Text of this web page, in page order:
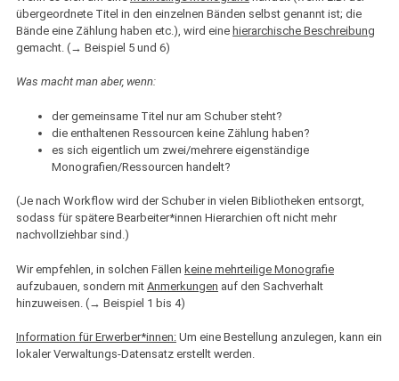
übergeordnete Titel in den einzelnen Bänden selbst genannt ist; die
Bände eine Zählung haben etc.), wird eine hierarchische Beschreibung
gemacht. (→ Beispiel 5 und 6)
Was macht man aber, wenn:
der gemeinsame Titel nur am Schuber steht?
die enthaltenen Ressourcen keine Zählung haben?
es sich eigentlich um zwei/mehrere eigenständige
Monografien/Ressourcen handelt?
(Je nach Workflow wird der Schuber in vielen Bibliotheken entsorgt,
sodass für spätere Bearbeiter*innen Hierarchien oft nicht mehr
nachvollziehbar sind.)
Wir empfehlen, in solchen Fällen keine mehrteilige Monografie
aufzubauen, sondern mit Anmerkungen auf den Sachverhalt
hinzuweisen. (→ Beispiel 1 bis 4)
Information für Erwerber*innen: Um eine Bestellung anzulegen, kann ein
lokaler Verwaltungs-Datensatz erstellt werden.